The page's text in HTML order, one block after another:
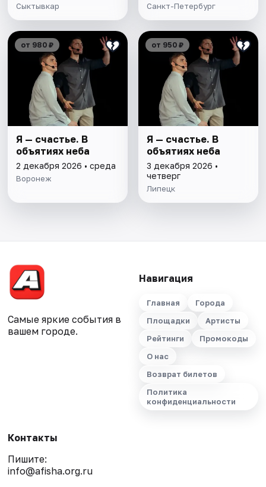
Сыктывкар Санкт-Петербург
от 980 ₽
Я — счастье. В
объятиях неба
2 декабря 2026 • среда
Воронеж
от 950 ₽
Я — счастье. В
объятиях неба
3 декабря 2026 •
четверг
Липецк
Самые яркие события в
вашем городе.
Навигация
Главная
Города
Площадки
Артисты
Рейтинги
Промокоды
О нас
Возврат билетов
Политика
конфиденциальности
Контакты
Пишите:
info@afisha.org.ru